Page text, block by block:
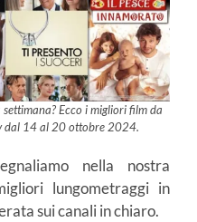
Ecco i migliori film da
dal 14 al 20 ottobre 2024.
nella nostra
lungometraggi in
sui canali in chiaro.